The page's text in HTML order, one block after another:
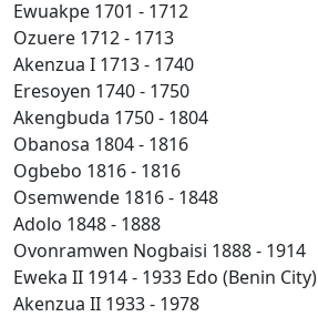
Ewuakpe 1701 - 1712
Ozuere 1712 - 1713
Akenzua I 1713 - 1740
Eresoyen 1740 - 1750
Akengbuda 1750 - 1804
Obanosa 1804 - 1816
Ogbebo 1816 - 1816
Osemwende 1816 - 1848
Adolo 1848 - 1888
Ovonramwen Nogbaisi 1888 - 1914
Eweka II 1914 - 1933 Edo (Benin City)
Akenzua II 1933 - 1978